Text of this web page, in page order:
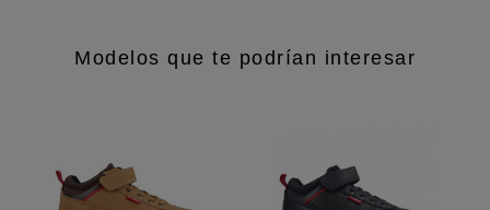
Modelos que te podrían interesar